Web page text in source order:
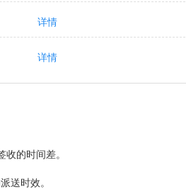
详情
详情
的时间差。
送时效。